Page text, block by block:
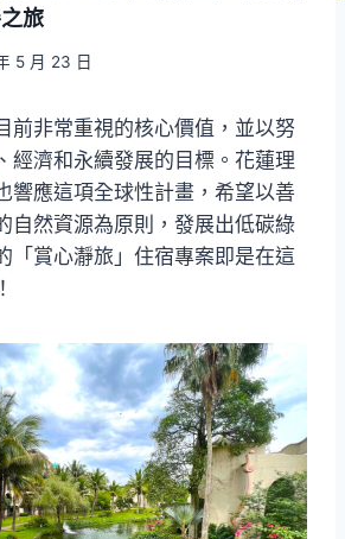
旅
5 月 23 日
前非常重視的核心價值，並以努
經濟和永續發展的目標。花蓮理
響應這項全球性計畫，希望以善
自然資源為原則，發展出低碳綠
「賞心瀞旅」住宿專案即是在這